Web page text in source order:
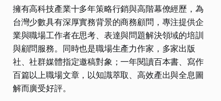
擁有高科技產業十多年策略行銷與高階幕僚經歷，為
台灣少數具有深厚實務背景的商務顧問，專注提供企
業與職場工作者在思考、表達與問題解決領域的培訓
與顧問服務。同時也是職場生產力作家，多家出版
社、社群媒體指定邀稿對象；一年閱讀百本書、寫作
百篇以上職場文章，以知識萃取、高效產出與全息圖
解而廣受好評。